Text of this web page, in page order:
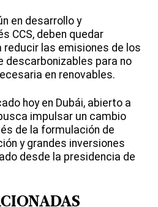
en desarrollo y
CCS, deben quedar
reducir las emisiones de los
para no
en renovables.
hoy en Dubái, abierto a
impulsar un cambio
de la formulación de
y grandes inversiones
desde la presidencia de